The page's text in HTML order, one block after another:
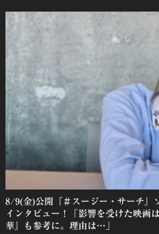
シ
ョ
8/9(金)公開『＃スージー・サーチ』
インタビュー！「影響を受けた映画
華』も参考に。理由は…」